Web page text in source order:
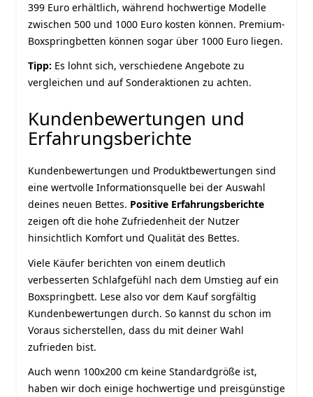
399 Euro erhältlich, während hochwertige Modelle
zwischen 500 und 1000 Euro kosten können. Premium-
Boxspringbetten können sogar über 1000 Euro liegen.
Tipp: Es lohnt sich, verschiedene Angebote zu
vergleichen und auf Sonderaktionen zu achten.
Kundenbewertungen und
Erfahrungsberichte
Kundenbewertungen und Produktbewertungen sind
eine wertvolle Informationsquelle bei der Auswahl
deines neuen Bettes. Positive Erfahrungsberichte
zeigen oft die hohe Zufriedenheit der Nutzer
hinsichtlich Komfort und Qualität des Bettes.
Viele Käufer berichten von einem deutlich
verbesserten Schlafgefühl nach dem Umstieg auf ein
Boxspringbett. Lese also vor dem Kauf sorgfältig
Kundenbewertungen durch. So kannst du schon im
Voraus sicherstellen, dass du mit deiner Wahl
zufrieden bist.
Auch wenn 100x200 cm keine Standardgröße ist,
haben wir doch einige hochwertige und preisgünstige